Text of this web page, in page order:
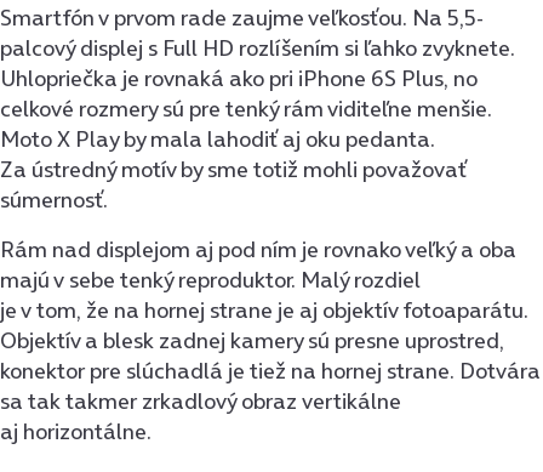
Smartfón v prvom rade zaujme veľkosťou. Na 5,5-
palcový displej s Full HD rozlíšením si ľahko zvyknete.
Uhlo­priečka je rovnaká ako pri iPhone 6S Plus, no
celkové rozmery sú pre tenký rám viditeľne menšie.
Moto X Play by mala lahodiť aj oku pedanta.
Za ústredný motív by sme totiž mohli považovať
súmernosť.
Rám nad displejom aj pod ním je rovnako veľký a oba
majú v sebe tenký reproduktor. Malý rozdiel
je v tom, že na hornej strane je aj objektív fotoaparátu.
Objektív a blesk zadnej kamery sú presne uprostred,
konektor pre slúchadlá je tiež na hornej strane. Dotvára
sa tak takmer zrkadlový obraz vertikálne
aj horizontálne.